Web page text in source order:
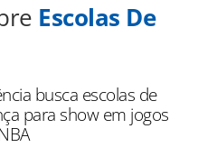
Escolas De
busca escolas de
para show em jogos